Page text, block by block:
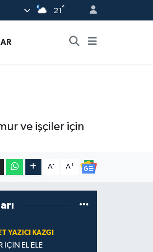
21 °
ve işçiler için
A- A+
YAZICI KAZGI
İÇİN EL ELE